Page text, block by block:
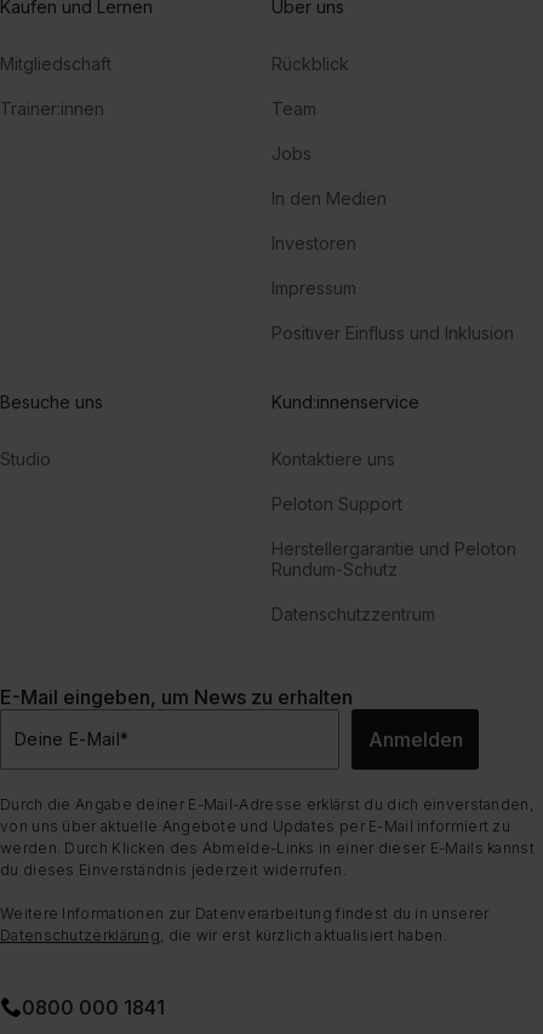
Kaufen und Lernen
Mitgliedschaft
Trainer:innen
Über uns
Rückblick
Team
Jobs
In den Medien
Investoren
Impressum
Positiver Einfluss und Inklusion
Besuche uns
Studio
Kund:innenservice
Kontaktiere uns
Peloton Support
Herstellergarantie und Peloton
Rundum-Schutz
Datenschutzzentrum
E-Mail eingeben, um News zu erhalten
Deine E-Mail* Anmelden
Durch die Angabe deiner E-Mail-Adresse erklärst du dich einverstanden,
von uns über aktuelle Angebote und Updates per E-Mail informiert zu
werden. Durch Klicken des Abmelde-Links in einer dieser E-Mails kannst
du dieses Einverständnis jederzeit widerrufen.
Weitere Informationen zur Datenverarbeitung findest du in unserer
Datenschutzerklärung , die wir erst kürzlich aktualisiert haben.
0800 000 1841